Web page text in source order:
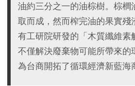
油約三分之一的油棕樹。棕櫚
取而成，然而榨完油的果實殘
有工研院研發的「木質纖維素
不僅解決廢棄物可能所帶來的
為台商開拓了循環經濟新藍海